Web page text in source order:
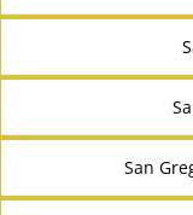
San